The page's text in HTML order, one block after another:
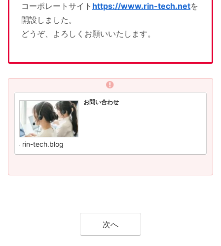
コーポレートサイト https://www.rin-tech.netを
開設しました。
どうぞ、よろしくお願いいたします。
お問い合わせ
rin-tech.blog
次へ